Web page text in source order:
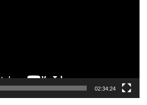
02:34:24